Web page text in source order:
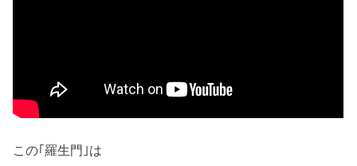
この｢羅生門｣は